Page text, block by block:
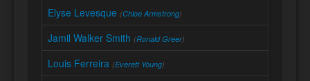
Elyse Levesque (Chloe Armstrong)
Jamil Walker Smith (Ronald Greer)
Louis Ferreira (Everett Young)